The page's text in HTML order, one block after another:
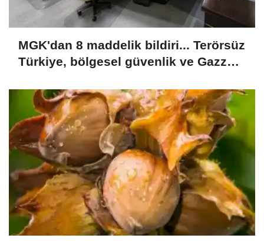
MGK'dan 8 maddelik bildiri... Terörsüz
Türkiye, bölgesel güvenlik ve Gazze